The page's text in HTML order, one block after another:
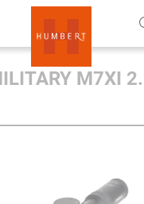
M7XI